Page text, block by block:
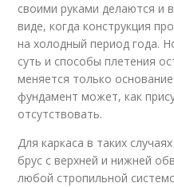
своими руками делаются и
виде, когда конструкция
на холодный период года.
суть и способы плетения
меняется только
фундамент может, как
отсутствовать.
Для каркаса в таких
брус с верхней и нижней
любой стропильной